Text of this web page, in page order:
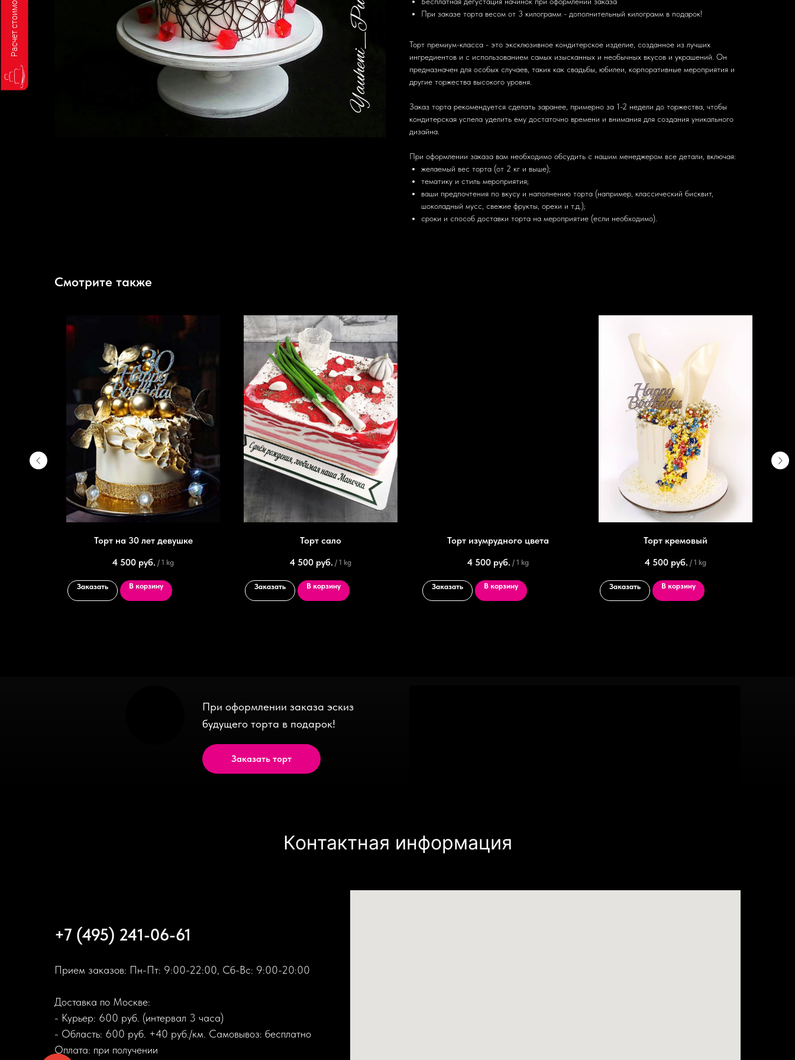
При заказе торта весом от 3 килограмм - дополнительный килограмм в подарок!
Торт премиум-класса - это эксклюзивное кондитерское изделие, созданное из лучших
ингредиентов и с использованием самых изысканных и необычных вкусов и украшений. Он
предназначен для особых случаев, таких как свадьбы, юбилеи, корпоративные мероприятия и
другие торжества высокого уровня.
Заказ торта рекомендуется сделать заранее, примерно за 1-2 недели до торжества, чтобы
кондитерская успела уделить ему достаточно времени и внимания для создания уникального
дизайна.
При оформлении заказа вам необходимо обсудить с нашим менеджером все детали, включая:
желаемый вес торта (от 2 кг и выше);
тематику и стиль мероприятия;
ваши предпочтения по вкусу и наполнению торта (например, классический бисквит,
шоколадный мусс, свежие фрукты, орехи и т.д.);
сроки и способ доставки торта на мероприятие (если необходимо).
Смотрите также
Торт на 30 лет девушке
4 500 руб. / 1 kg
Заказать В корзину
Торт сало
4 500 руб. / 1 kg
Заказать В корзину
Торт изумрудного цвета
4 500 руб. / 1 kg
Заказать В корзину
Торт кремовый
4 500 руб. / 1 kg
Заказать В корзину
При оформлении заказа эскиз
будущего торта в подарок!
Заказать торт
Контактная информация
+7 (495) 241-06-61
Прием заказов: Пн-Пт: 9:00-22:00, Сб-Вс: 9:00-20:00
Доставка по Москве:
- Курьер: 600 руб. (интервал 3 часа)
- Область: 600 руб. +40 руб./км. Самовывоз: бесплатно
Оплата: при получении